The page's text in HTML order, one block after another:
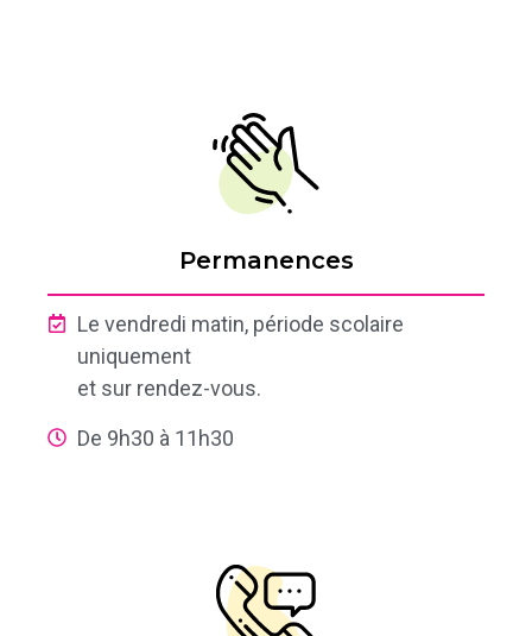
Permanences
Le vendredi matin, période scolaire
uniquement
et sur rendez-vous.
De 9h30 à 11h30